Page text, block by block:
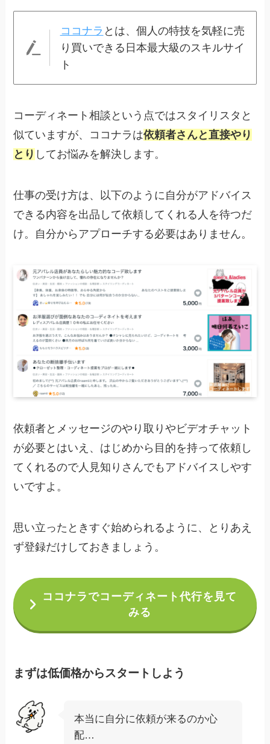
ココナラ とは、個人の特技を気軽に売
り買いできる日本最大級のスキルサイ
ト
コーディネート相談という点ではスタイリスタと
似ていますが、ココナラは依頼者さんと直接やり
とり してお悩みを解決します。
仕事の受け方は、以下のように自分がアドバイス
できる内容を出品して依頼してくれる人を待つだ
け。自分からアプローチする必要はありません。
依頼者とメッセージのやり取りやビデオチャット
が必要とはいえ、はじめから目的を持って依頼し
てくれるので人見知りさんでもアドバイスしやす
いですよ。
思い立ったときすぐ始められるように、とりあえ
ず登録だけしておきましょう。
ココナラでコーディネート代行を見て
みる
まずは低価格からスタートしよう
本当に自分に依頼が来るのか心
配…